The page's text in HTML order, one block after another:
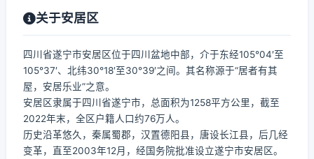
关于安居区
四川省遂宁市安居区位于四川盆地中部，介于东经105°04′至
105°37′、北纬30°18′至30°39′之间。其名称源于“居者有其
屋，安居乐业”之意。
安居区隶属于四川省遂宁市，总面积为1258平方公里，截至
2022年末，全区户籍人口约76万人。
历史沿革悠久，秦属蜀郡，汉置德阳县，唐设长江县，后几经
变革，直至2003年12月，经国务院批准设立遂宁市安居区。